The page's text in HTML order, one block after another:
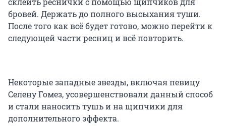
бровей. Держать до полного высыхания туши.
После того как всё будет готово, можно перейти к
следующей части ресниц и всё повторить.
Некоторые западные звезды, включая певицу
Селену Гомез, усовершенствовали данный способ
и стали наносить тушь и на щипчики для
дополнительного эффекта.